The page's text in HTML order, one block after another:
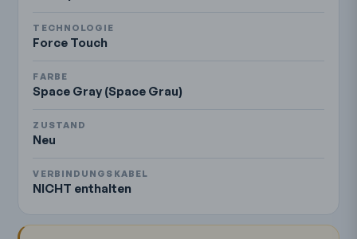
TECHNOLOGIE
Force Touch
FARBE
Space Gray (Space Grau)
ZUSTAND
Neu
VERBINDUNGSKABEL
NICHT enthalten